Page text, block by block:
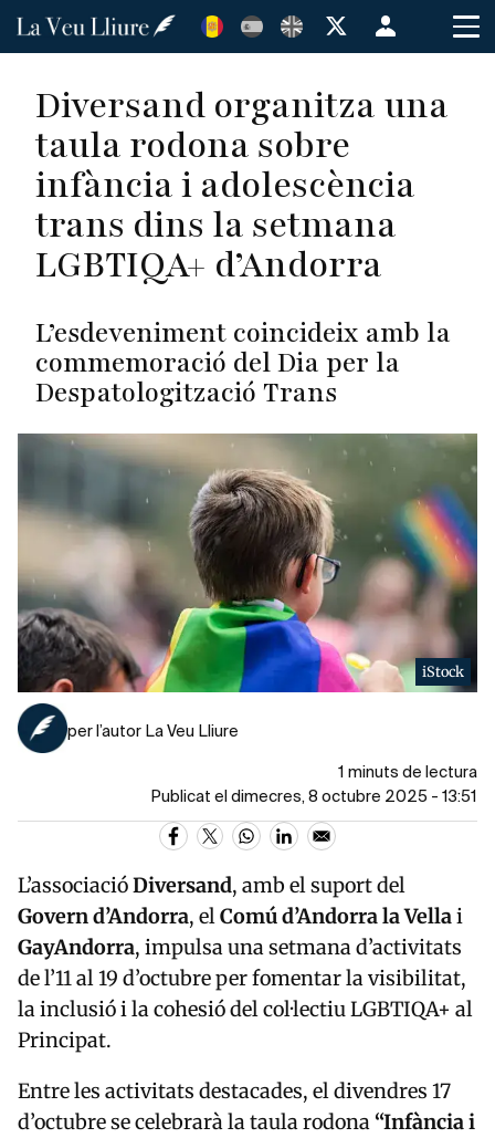
Vés
Menú
de
de
Diversand organitza una
taula rodona sobre
infància i adolescència
trans dins la setmana
LGBTIQA+ d’Andorra
L’esdeveniment coincideix amb la
commemoració del Dia per la
Despatologització Trans
iStock
per l’autor La Veu Lliure
1 minuts de lectura
Publicat el dimecres, 8 octubre 2025 - 13:51
L’associacióDiversand, amb el suport del
Govern d’Andorra, elComú d’Andorra la Vellai
GayAndorra, impulsa una setmana d’activitats
de l’11 al 19 d’octubre per fomentar la visibilitat,
la inclusió i la cohesió del col·lectiu LGBTIQA+ al
Principat.
Entre les activitats destacades, el divendres 17
d’octubre se celebrarà la taula rodona “Infància i